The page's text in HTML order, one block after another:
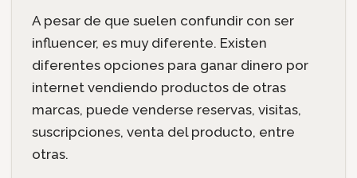
A pesar de que suelen confundir con ser
influencer, es muy diferente. Existen
diferentes opciones para ganar dinero por
internet vendiendo productos de otras
marcas, puede venderse reservas, visitas,
suscripciones, venta del producto, entre
otras.